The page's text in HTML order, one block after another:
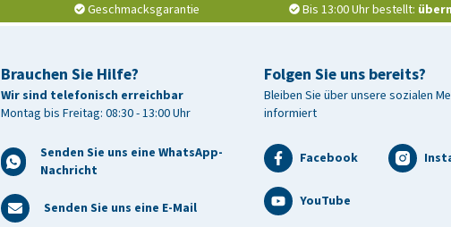
Geschmacksgarantie Bis 13:00 Uhr bestellt:
Brauchen Sie Hilfe?
Wir sind telefonisch erreichbar
Montag bis Freitag: 08:30 - 13:00 Uhr
Senden Sie uns eine WhatsApp-
Nachricht
Senden Sie uns eine E-Mail
Folgen Sie uns bereits?
Bleiben Sie über unsere sozialen
informiert
Facebook
YouTube